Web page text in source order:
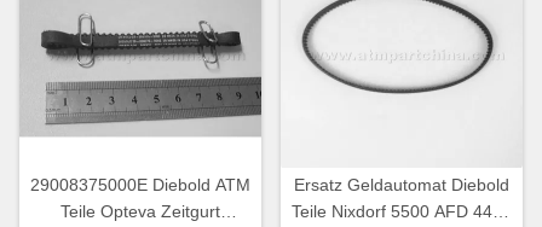
29008375000E Diebold ATM
Teile Opteva Zeitgurt
Ersatz Geldautomat Diebold
Teile Nixdorf 5500 AFD 445T